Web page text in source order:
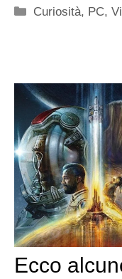
Categorie
Curiosità, PC,
Ecco